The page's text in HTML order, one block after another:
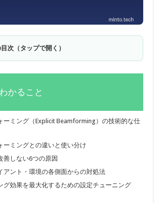
次（タップで開く）
かること
ーミング（Explicit Beamforming）の技術的な仕
ーミングとの違いと使い分け
善しない6つの原因
アント・環境の各側面からの対処法
グ効果を最大化するための設定チューニング